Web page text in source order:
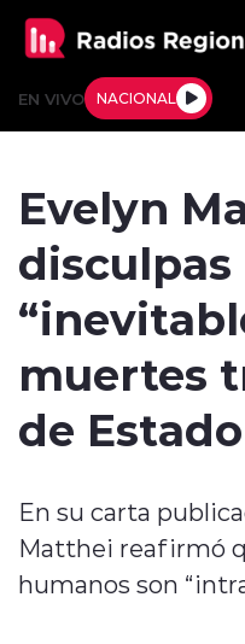
EN VIVO NACIONAL
Actualidad
Tendencias
Internacional
Entrevistas
Evelyn
muertes
de Estado
En su carta
Matthei reafirmó
humanos son